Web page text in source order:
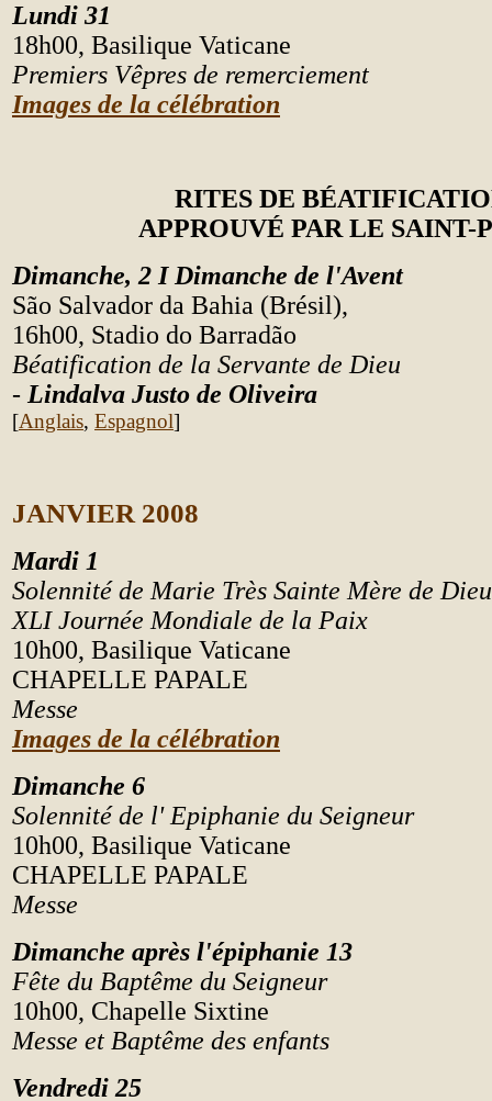
Lundi 31
18h00, Basilique Vaticane
Premiers Vêpres de remerciement
Images de la célébration
RITES DE
APPROUVÉ PAR LE SAINT-
Dimanche, 2 I Dimanche de l'Avent
São Salvador da Bahia (Brésil),
16h00, Stadio do Barradão
Béatification de la Servante de Dieu
- Lindalva Justo de Oliveira
[Anglais, Espagnol]
JANVIER 2008
Mardi 1
Solennité de Marie Très Sainte Mère de Dieu
XLI Journée Mondiale de la Paix
10h00, Basilique Vaticane
CHAPELLE PAPALE
Messe
Images de la célébration
Dimanche 6
Solennité de l' Epiphanie du Seigneur
10h00, Basilique Vaticane
CHAPELLE PAPALE
Messe
Dimanche après l'épiphanie 13
Fête du Baptême du Seigneur
10h00, Chapelle Sixtine
Messe et Baptême des enfants
Vendredi 25